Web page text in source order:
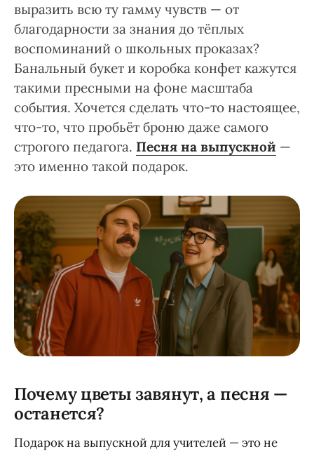
выразить всю ту гамму чувств — от
благодарности за знания до тёплых
воспоминаний о школьных проказах?
Банальный букет и коробка конфет кажутся
такими пресными на фоне масштаба
события. Хочется сделать что-то настоящее,
что-то, что пробьёт броню даже самого
строгого педагога. Песня на выпускной —
это именно такой подарок.
Почему цветы завянут, а песня —
останется?
Подарок на выпускной для учителей — это не